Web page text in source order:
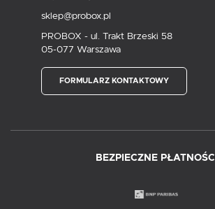
sklep@probox.pl
PROBOX - ul. Trakt Brzeski 58
05-077 Warszawa
FORMULARZ KONTAKTOWY
BEZPIECZNE PŁATNOŚCI